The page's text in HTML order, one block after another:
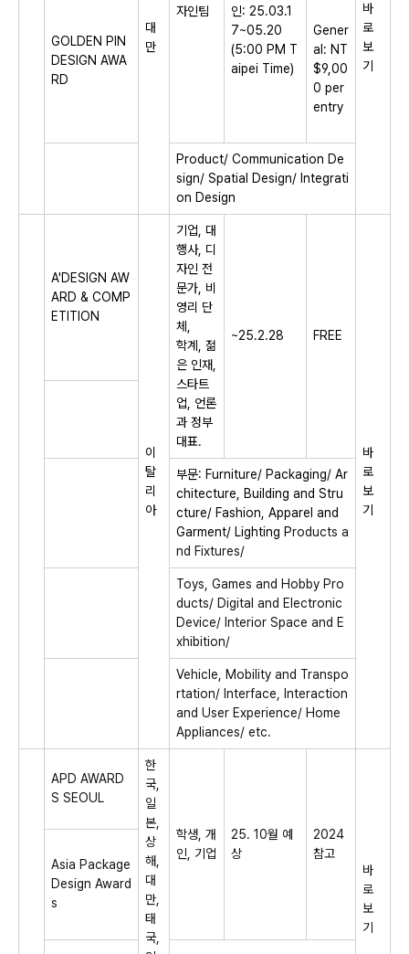
대
만
자인팀
인: 25.03.1
7~05.20
(5:00 PM T
aipei Time)
Gener
al: NT
$9,00
0 per
entry
바
로
보
기
GOLDEN PIN
DESIGN AWA
RD
Product/ Communication De
sign/ Spatial Design/ Integrati
on Design
A'DESIGN AW
ARD & COMP
ETITION
이
탈
리
아
기업, 대
행사, 디
자인 전
문가, 비
영리 단
체,
학계, 젊
은 인재,
스타트
업, 언론
과 정부
대표.
~25.2.28 FREE
바
로
보
기
부문: Furniture/ Packaging/ Ar
chitecture, Building and Stru
cture/ Fashion, Apparel and
Garment/ Lighting Products a
nd Fixtures/
Toys, Games and Hobby Pro
ducts/ Digital and Electronic
Device/ Interior Space and E
xhibition/
Vehicle, Mobility and Transpo
rtation/ Interface, Interaction
and User Experience/ Home
Appliances/ etc.
APD AWARD
S SEOUL
한
국,
일
본,
상
해,
대
만,
태
국,
학생, 개
인, 기업
25. 10월 예
상
2024
참고
바
로
보
기
Asia Package
Design Award
s